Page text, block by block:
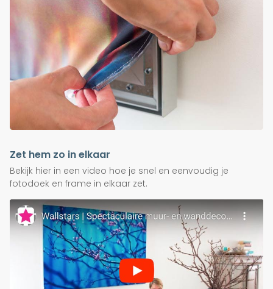
Zet hem zo in elkaar
Bekijk hier in een video hoe je snel en eenvoudig je
fotodoek en frame in elkaar zet.